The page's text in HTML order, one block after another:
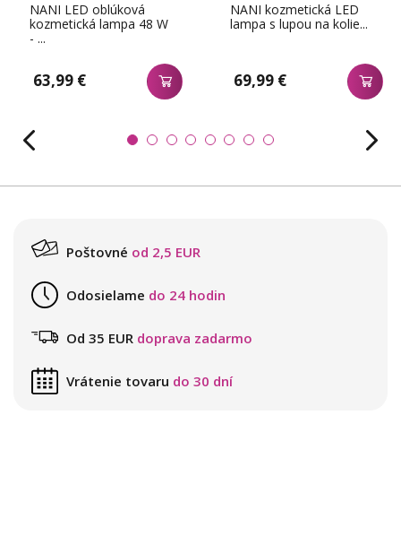
NANI LED oblúková
kozmetická lampa 48 W
- ...
63,99 €
NANI kozmetická LED
lampa s lupou na kolie...
69,99 €
Poštovné od 2,5 EUR
Odosielame do 24 hodin
Od 35 EUR doprava zadarmo
Vrátenie tovaru do 30 dní